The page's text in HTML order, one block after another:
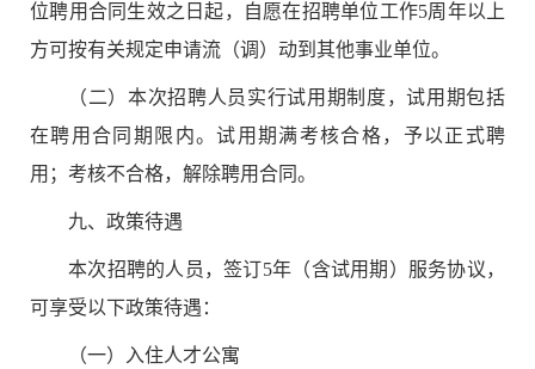
位聘用合同生效之日起，自愿在招聘单位工作5周年以上
方可按有关规定申请流（调）动到其他事业单位。
（二）本次招聘人员实行试用期制度，试用期包括
在聘用合同期限内。试用期满考核合格，予以正式聘
用；考核不合格，解除聘用合同。
九、政策待遇
本次招聘的人员，签订5年（含试用期）服务协议，
可享受以下政策待遇：
（一） 入住人才公寓